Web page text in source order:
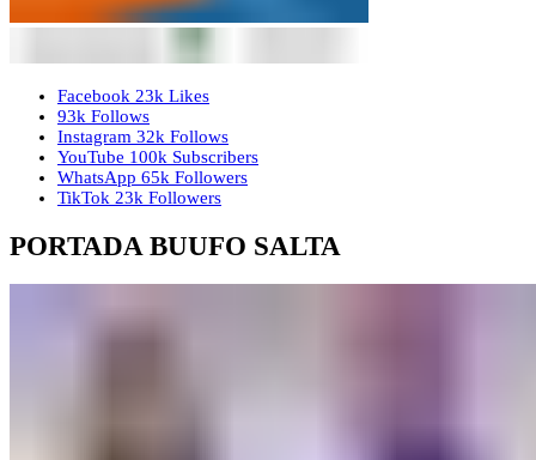
Facebook 23k Likes
93k Follows
Instagram 32k Follows
YouTube 100k Subscribers
WhatsApp 65k Followers
TikTok 23k Followers
PORTADA BUUFO SALTA